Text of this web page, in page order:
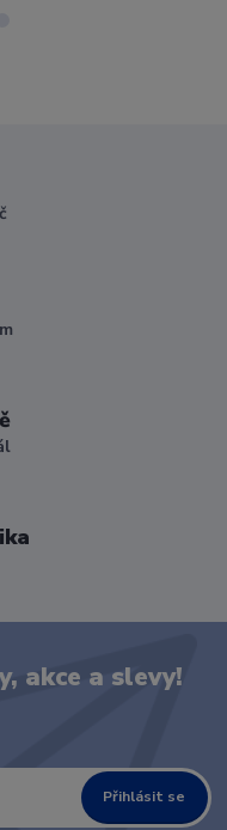
akce a slevy!
Přihlásit se